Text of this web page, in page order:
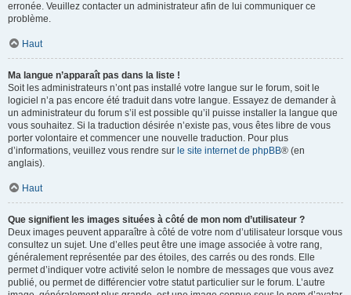
erronée. Veuillez contacter un administrateur afin de lui communiquer ce
problème.
Haut
Ma langue n’apparaît pas dans la liste !
Soit les administrateurs n’ont pas installé votre langue sur le forum, soit le
logiciel n’a pas encore été traduit dans votre langue. Essayez de demander à
un administrateur du forum s’il est possible qu’il puisse installer la langue que
vous souhaitez. Si la traduction désirée n’existe pas, vous êtes libre de vous
porter volontaire et commencer une nouvelle traduction. Pour plus
d’informations, veuillez vous rendre sur le site internet de phpBB® (en
anglais).
Haut
Que signifient les images situées à côté de mon nom d’utilisateur ?
Deux images peuvent apparaître à côté de votre nom d’utilisateur lorsque vous
consultez un sujet. Une d’elles peut être une image associée à votre rang,
généralement représentée par des étoiles, des carrés ou des ronds. Elle
permet d’indiquer votre activité selon le nombre de messages que vous avez
publié, ou permet de différencier votre statut particulier sur le forum. L’autre